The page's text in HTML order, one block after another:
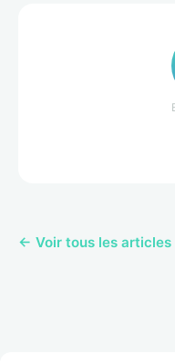
← Voir tous les articles